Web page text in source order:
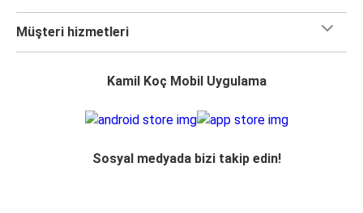
Müşteri hizmetleri
Kamil Koç Mobil Uygulama
Sosyal medyada bizi takip edin!